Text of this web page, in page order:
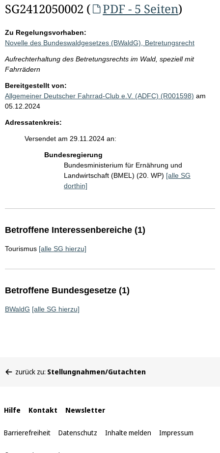
SG2412050002 (
PDF - 5 Seiten)
Zu Regelungsvorhaben:
Novelle des Bundeswaldgesetzes (BWaldG), Betretungsrecht
Aufrechterhaltung des Betretungsrechts im Wald, speziell mit
Fahrrädern
Bereitgestellt von:
Allgemeiner Deutscher Fahrrad-Club e.V. (ADFC) (R001598) am
05.12.2024
Adressatenkreis:
Versendet am 29.11.2024 an:
Bundesregierung
Bundesministerium für Ernährung und
Landwirtschaft (BMEL) (20. WP) [alle SG
dorthin]
Betroffene Interessenbereiche (1)
Tourismus [alle SG hierzu]
Betroffene Bundesgesetze (1)
BWaldG [alle SG hierzu]
befinden
zurück zu: Stellungnahmen/Gutachten
Interne
Links
Hilfe Kontakt Newsletter
Barrierefreiheit Datenschutz Inhalte melden Impressum